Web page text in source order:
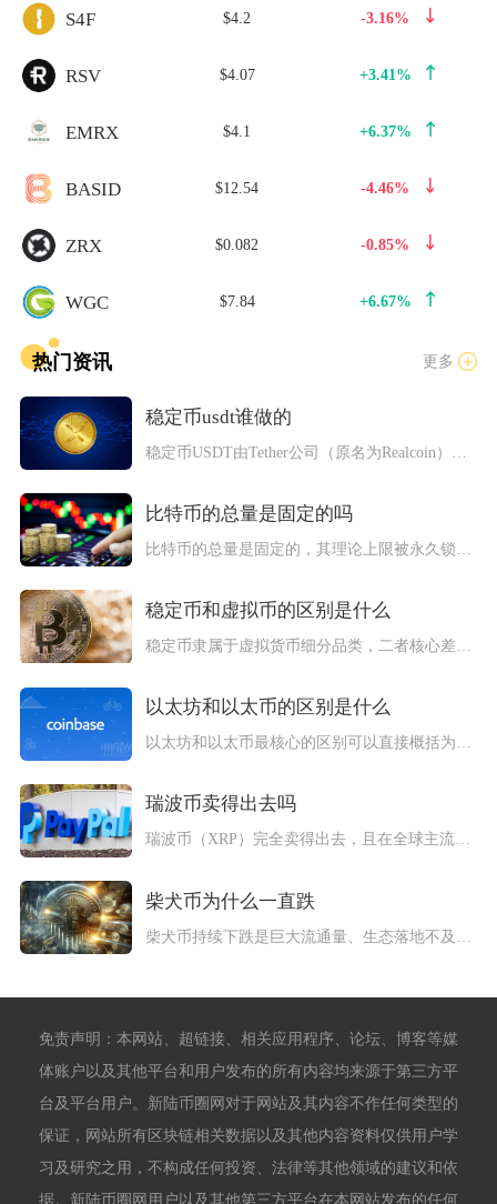
S4F $4.2 -3.16%
RSV $4.07 +3.41%
EMRX $4.1 +6.37%
BASID $12.54 -4.46%
ZRX $0.082 -0.85%
WGC $7.84 +6.67%
热门资讯 更多
稳定币usdt谁做的
比特币的总量是固定的吗
稳定币和虚拟币的区别是什么
稳定币隶属于虚拟货币细分品类，二者核心差异集中在价值锚定逻辑...
以太坊和以太币的区别是什么
瑞波币卖得出去吗
瑞波币（XRP）完全卖得出去，且在全球主流加密市场拥有极高的...
柴犬币为什么一直跌
免责声明：本网站、超链接、相关应用程序、论坛、博客等媒
体账户以及其他平台和用户发布的所有内容均来源于第三方平
台及平台用户。新陆币圈网对于网站及其内容不作任何类型的
保证，网站所有区块链相关数据以及其他内容资料仅供用户学
习及研究之用，不构成任何投资、法律等其他领域的建议和依
据。新陆币圈网用户以及其他第三方平台在本网站发布的任何